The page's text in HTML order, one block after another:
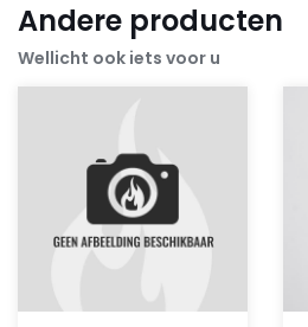
Andere producten
Wellicht ook iets voor u